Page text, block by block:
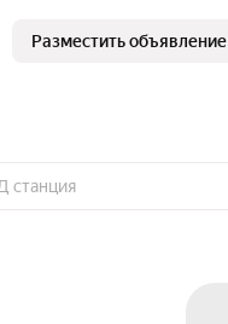
Разместить объявление